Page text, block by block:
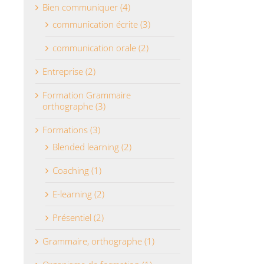
Bien communiquer (4)
communication écrite (3)
communication orale (2)
Entreprise (2)
Formation Grammaire
orthographe (3)
Formations (3)
Blended learning (2)
Coaching (1)
E-learning (2)
Présentiel (2)
Grammaire, orthographe (1)